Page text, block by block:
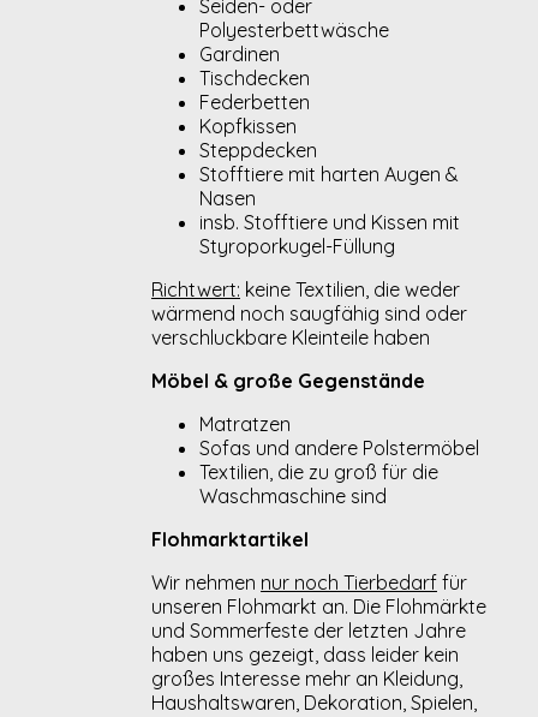
Seiden- oder
Polyesterbettwäsche
Gardinen
Tischdecken
Federbetten
Kopfkissen
Steppdecken
Stofftiere mit harten Augen &
Nasen
insb. Stofftiere und Kissen mit
Styroporkugel-Füllung
Richtwert: keine Textilien, die weder
wärmend noch saugfähig sind oder
verschluckbare Kleinteile haben
Möbel & große Gegenstände
Matratzen
Sofas und andere Polstermöbel
Textilien, die zu groß für die
Waschmaschine sind
Flohmarktartikel
Wir nehmen nur noch Tierbedarf für
unseren Flohmarkt an. Die Flohmärkte
und Sommerfeste der letzten Jahre
haben uns gezeigt, dass leider kein
großes Interesse mehr an Kleidung,
Haushaltswaren, Dekoration, Spielen,